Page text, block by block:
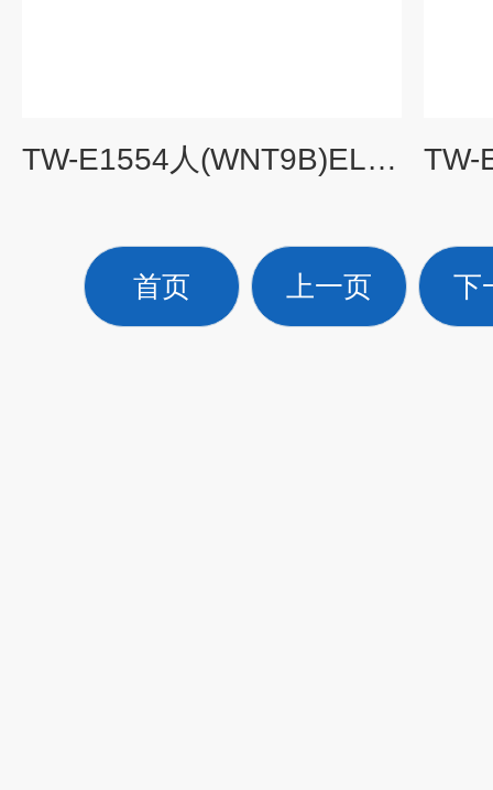
TW-E1554人(WNT9B)ELISA试剂盒1盒起购
首页 上一页 下